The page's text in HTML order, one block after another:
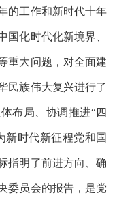
的工作和新时代十年
国化时代化新境界、
重大问题，对全面建
民族伟大复兴进行了
布局、协调推进“四
新时代新征程党和国
指明了前进方向、确
委员会的报告，是党